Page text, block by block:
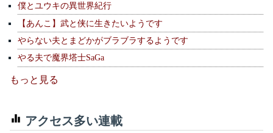
僕とユウキの異世界紀行
【あんこ】武と侠に生きたいようです
やらない夫とまどかがブラブラするようです
やる夫で魔界塔士SaGa
もっと見る
アクセス多い連載